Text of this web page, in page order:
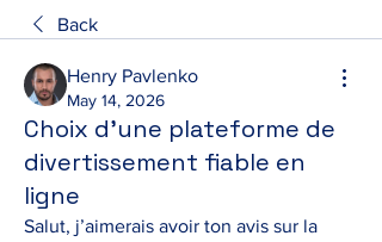
Back
Henry Pavlenko
May 14, 2026
Choix d’une plateforme de
divertissement fiable en
ligne
Salut, j’aimerais avoir ton avis sur la